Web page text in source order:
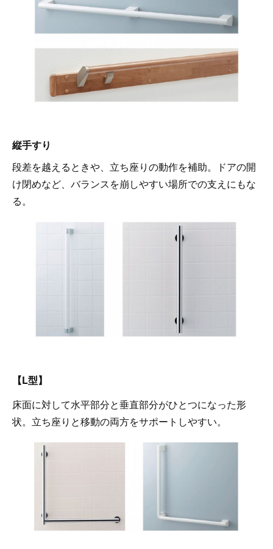
縦手すり
段差を越えるときや、立ち座りの動作を補助。ドアの開
け閉めなど、バランスを崩しやすい場所での支えにもな
る。
【L型】
床面に対して水平部分と垂直部分がひとつになった形
状。立ち座りと移動の両方をサポートしやすい。